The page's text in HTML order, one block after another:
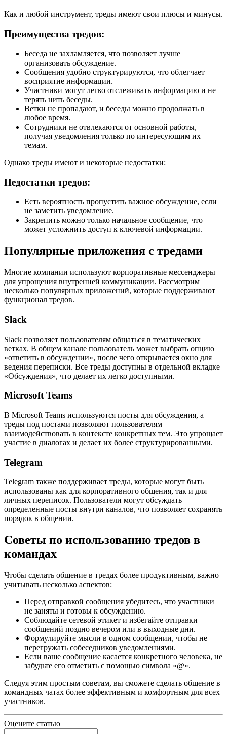
Как и любой инструмент, треды имеют свои плюсы и минусы.
Преимущества тредов:
Беседа не захламляется, что позволяет лучше
организовать обсуждение.
Сообщения удобно структурируются, что облегчает
восприятие информации.
Участники могут легко отслеживать информацию и не
терять нить беседы.
Ветки не пропадают, и беседы можно продолжать в
любое время.
Сотрудники не отвлекаются от основной работы,
получая уведомления только по интересующим их
темам.
Однако треды имеют и некоторые недостатки:
Недостатки тредов:
Есть вероятность пропустить важное обсуждение, если
не заметить уведомление.
Закрепить можно только начальное сообщение, что
может усложнить доступ к ключевой информации.
Популярные приложения с тредами
Многие компании используют корпоративные мессенджеры
для упрощения внутренней коммуникации. Рассмотрим
несколько популярных приложений, которые поддерживают
функционал тредов.
Slack
Slack позволяет пользователям общаться в тематических
ветках. В общем канале пользователь может выбрать опцию
«ответить в обсуждении», после чего открывается окно для
ведения переписки. Все треды доступны в отдельной вкладке
«Обсуждения», что делает их легко доступными.
Microsoft Teams
В Microsoft Teams используются посты для обсуждения, а
треды под постами позволяют пользователям
взаимодействовать в контексте конкретных тем. Это упрощает
участие в диалогах и делает их более структурированными.
Telegram
Telegram также поддерживает треды, которые могут быть
использованы как для корпоративного общения, так и для
личных переписок. Пользователи могут обсуждать
определенные посты внутри каналов, что позволяет сохранять
порядок в общении.
Советы по использованию тредов в
командах
Чтобы сделать общение в тредах более продуктивным, важно
учитывать несколько аспектов:
Перед отправкой сообщения убедитесь, что участники
не заняты и готовы к обсуждению.
Соблюдайте сетевой этикет и избегайте отправки
сообщений поздно вечером или в выходные дни.
Формулируйте мысли в одном сообщении, чтобы не
перегружать собеседников уведомлениями.
Если ваше сообщение касается конкретного человека, не
забудьте его отметить с помощью символа «@».
Следуя этим простым советам, вы сможете сделать общение в
командных чатах более эффективным и комфортным для всех
участников.
Оцените статью